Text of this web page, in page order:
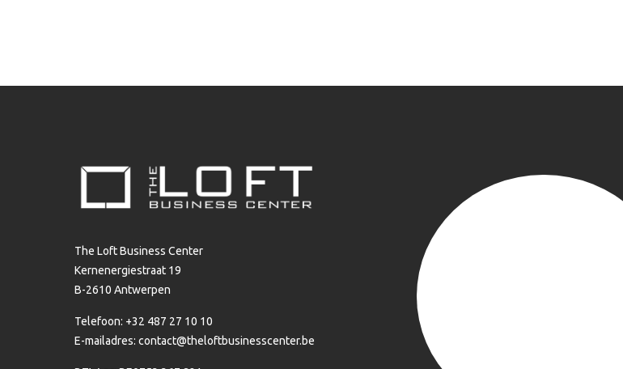
The Loft Business Center
Kernenergiestraat 19
B-2610 Antwerpen
Telefoon: +32 487 27 10 10
E-mailadres: contact@theloftbusinesscenter.be